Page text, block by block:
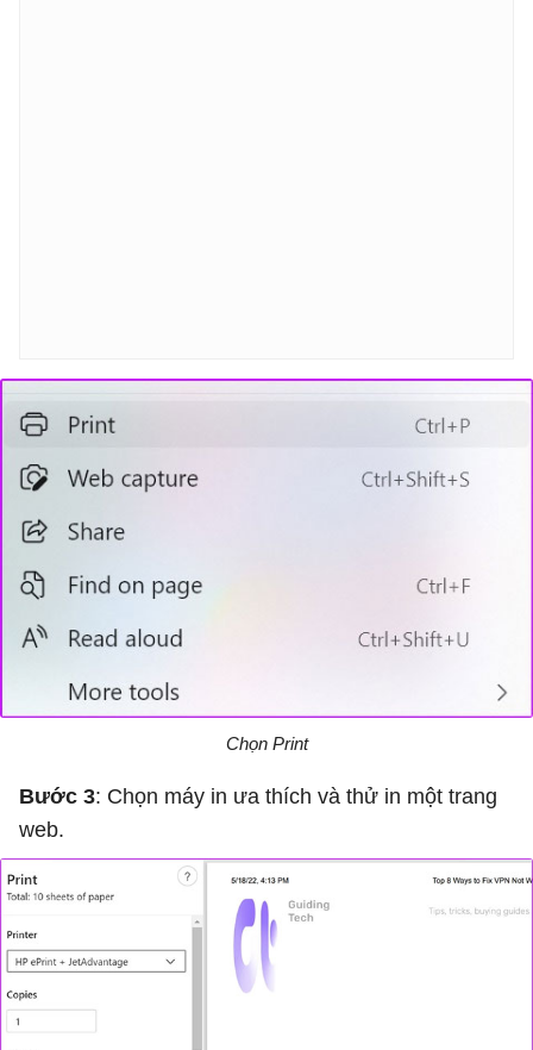
Chọn Print
Bước 3: Chọn máy in ưa thích và thử in một trang
web.